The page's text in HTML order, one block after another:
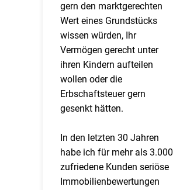
gern den marktgerechten
Wert eines Grundstücks
wissen würden, Ihr
Vermögen gerecht unter
ihren Kindern aufteilen
wollen oder die
Erbschaftsteuer gern
gesenkt hätten.
In den letzten 30 Jahren
habe ich für mehr als 3.000
zufriedene Kunden seriöse
Immobilienbewertungen